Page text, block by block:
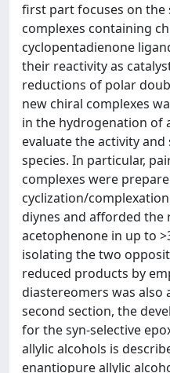
first part focuses on the
complexes containing
cyclopentadienone
their reactivity as
reductions of polar
new chiral complexes
in the hydrogenation of
evaluate the activity
species. In particular,
complexes were
cyclization/
diynes and afforded the
acetophenone in up to
isolating the two
reduced products by
diastereomers was also
second section, the
for the syn-selective
allylic alcohols is
enantiopure allylic